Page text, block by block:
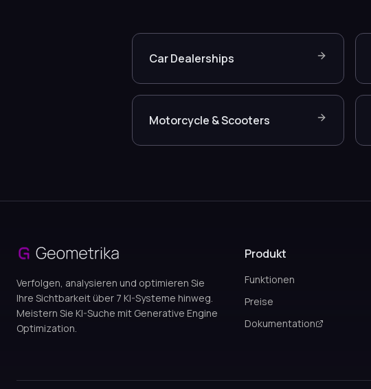
Car Dealerships
Motorcycle & Scooters
Verfolgen, analysieren und optimieren Sie
Ihre Sichtbarkeit über 7 KI-Systeme hinweg.
Meistern Sie KI-Suche mit Generative Engine
Optimization.
Produkt
Funktionen
Preise
Dokumentation